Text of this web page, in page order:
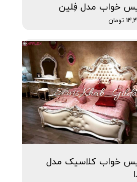
خواب مدل فِلین
خواب کلاسیک مدل